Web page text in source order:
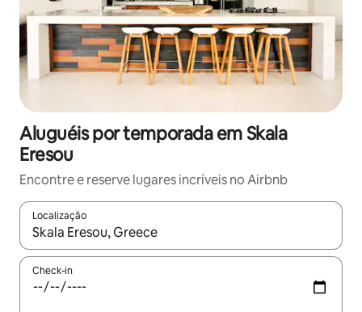
Aluguéis por temporada em Skala
Eresou
Encontre e reserve lugares incríveis no Airbnb
Localização
Quando os resultados estiverem disponíveis, explore-os
Check-in